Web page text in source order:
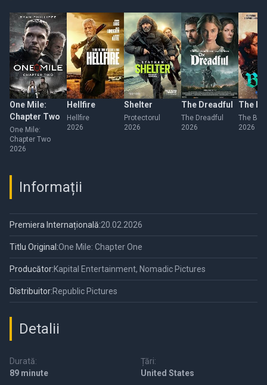
One Mile:
Chapter Two
One Mile:
Chapter Two
2026
Hellfire
Hellfire
2026
Shelter
Protectorul
2026
The Dreadful
The Dreadful
2026
The
The
2026
Informații
Premiera Internațională:20.02.2026
Titlu Original:One Mile: Chapter One
Producător:Kapital Entertainment, Nomadic Pictures
Distribuitor:Republic Pictures
Detalii
Durată:
89 minute
Țări:
United States